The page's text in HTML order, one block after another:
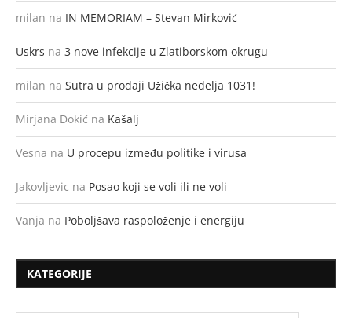
milan na IN MEMORIAM – Stevan Mirković
Uskrs na 3 nove infekcije u Zlatiborskom okrugu
milan na Sutra u prodaji Užička nedelja 1031!
Mirjana Dokić na Kašalj
Vesna na U procepu između politike i virusa
Jakovljevic na Posao koji se voli ili ne voli
Vanja na Poboljšava raspoloženje i energiju
KATEGORIJE